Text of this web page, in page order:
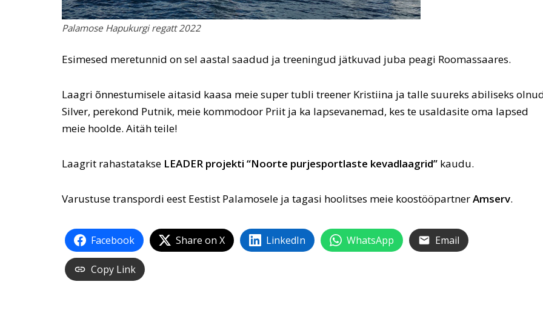
Palamose Hapukurgi regatt 2022
Esimesed meretunnid on sel aastal saadud ja treeningud jätkuvad juba peagi Roomassaares.
Laagri õnnestumisele aitasid kaasa meie super tubli treener Kristiina ja talle suureks abiliseks
Silver, perekond Putnik, meie kommodoor Priit ja ka lapsevanemad, kes te usaldasite oma lapsed
meie hoolde. Aitäh teile!
Laagrit rahastatakse LEADER projekti “Noorte purjesportlaste kevadlaagrid” kaudu.
Varustuse transpordi eest Eestist Palamosele ja tagasi hoolitses meie koostööpartnerAmserv.
Facebook Share on X LinkedIn WhatsApp Email
Copy Link